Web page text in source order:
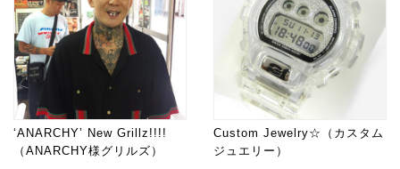
‘ANARCHY’ New Grillz!!!!
（ANARCHY様グリルズ）
Custom Jewelry☆（カスタム
ジュエリー）